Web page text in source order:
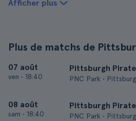
Afficher plus
Plus de matchs de
07 août
ven • 18:40
Pittsburgh
PNC Park •
08 août
sam • 18:40
Pittsburgh
PNC Park •